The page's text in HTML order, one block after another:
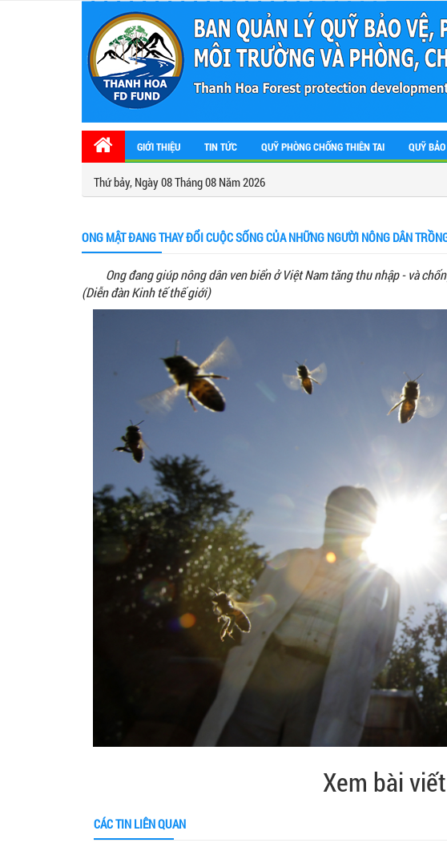
GIỚI THIỆU TIN TỨC QUỸ PHÒNG CHỐNG THIÊN TAI QUỸ
Thứ bảy, Ngày 08 Tháng 08 Năm 2026
ONG MẬT ĐANG THAY ĐỔI CUỘC SỐNG CỦA NHỮNG NGƯỜI NÔNG DÂN
Ong đang giúp nông dân ven biển ở Việt Nam tăng thu nhập - và
(Diễn đàn Kinh tế thế giới)
Xem bài
CÁC TIN LIÊN QUAN